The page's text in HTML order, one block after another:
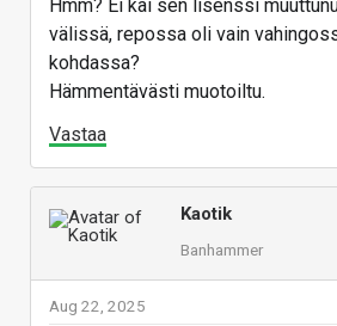
Hmm? Ei kai sen lisenssi
välissä, repossa oli vain
kohdassa?
Hämmentävästi muotoiltu.
Vastaa
Kaotik
Banhammer
Aug 22, 2025